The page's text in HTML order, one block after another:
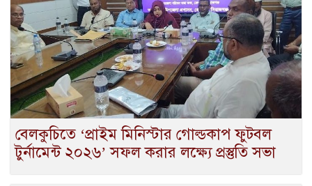
বেলকুচিতে ‘প্রাইম মিনিস্টার গোল্ডকাপ ফুটবল
টুর্নামেন্ট ২০২৬’ সফল করার লক্ষ্যে প্রস্তুতি সভা